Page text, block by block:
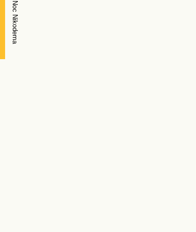
Noc Nikodema